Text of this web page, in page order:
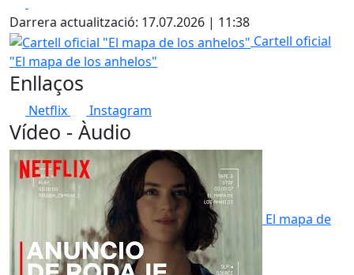
Darrera actualització: 17.07.2026 | 11:38
Cartell oficial "El mapa de los anhelos"
Cartell oficial
"El mapa de los anhelos"
Enllaços
Netflix Instagram
Vídeo - Àudio
El mapa de